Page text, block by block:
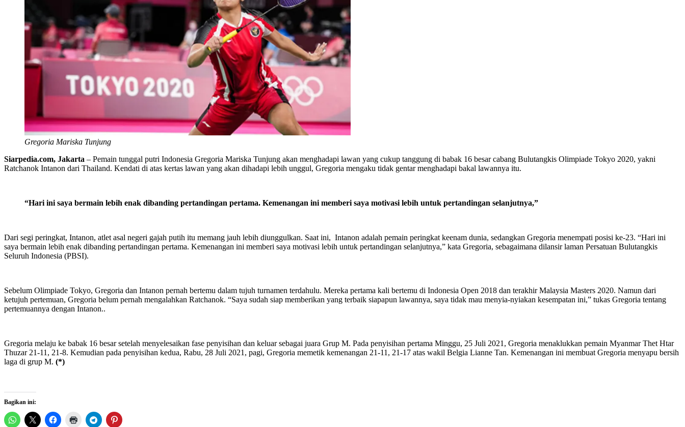
Gregoria Mariska Tunjung
Siarpedia.com, Jakarta – Pemain tunggal putri Indonesia Gregoria Mariska Tunjung akan menghadapi lawan yang cukup tanggung di babak 16 besar cabang Bulutangkis Olimpiade Tokyo 2020, yakni
Ratchanok Intanon dari Thailand. Kendati di atas kertas lawan yang akan dihadapi lebih unggul, Gregoria mengaku tidak gentar menghadapi bakal lawannya itu.
“Hari ini saya bermain lebih enak dibanding pertandingan pertama. Kemenangan ini memberi saya motivasi lebih untuk pertandingan selanjutnya,”
Dari segi peringkat, Intanon, atlet asal negeri gajah putih itu memang jauh lebih diunggulkan. Saat ini, Intanon adalah pemain peringkat keenam dunia, sedangkan Gregoria menempati posisi ke-23. “Hari ini
saya bermain lebih enak dibanding pertandingan pertama. Kemenangan ini memberi saya motivasi lebih untuk pertandingan selanjutnya,” kata Gregoria, sebagaimana dilansir laman Persatuan Bulutangkis
Seluruh Indonesia (PBSI).
Sebelum Olimpiade Tokyo, Gregoria dan Intanon pernah bertemu dalam tujuh turnamen terdahulu. Mereka pertama kali bertemu di Indonesia Open 2018 dan terakhir Malaysia Masters 2020. Namun dari
ketujuh pertemuan, Gregoria belum pernah mengalahkan Ratchanok. “Saya sudah siap memberikan yang terbaik siapapun lawannya, saya tidak mau menyia-nyiakan kesempatan ini,” tukas Gregoria tentang
pertemuannya dengan Intanon..
Gregoria melaju ke babak 16 besar setelah menyelesaikan fase penyisihan dan keluar sebagai juara Grup M. Pada penyisihan pertama Minggu, 25 Juli 2021, Gregoria menaklukkan pemain Myanmar Thet Htar
Thuzar 21-11, 21-8. Kemudian pada penyisihan kedua, Rabu, 28 Juli 2021, pagi, Gregoria memetik kemenangan 21-11, 21-17 atas wakil Belgia Lianne Tan. Kemenangan ini membuat Gregoria menyapu bersih
laga di grup M. (*)
Bagikan ini: